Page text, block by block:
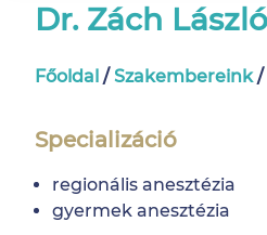
Dr. Zách László
Főoldal / Szakembereink /
Specializáció
regionális anesztézia
gyermek anesztézia